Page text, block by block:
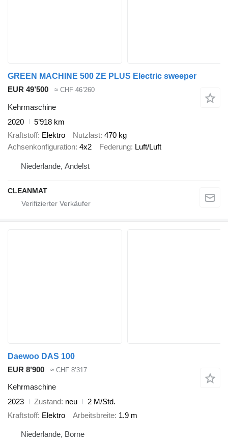
GREEN MACHINE 500 ZE PLUS Electric sweeper
EUR 49’500
≈ CHF 46’260
Kehrmaschine
2020
5’918 km
Kraftstoff Elektro Nutzlast 470 kg
Achsenkonfiguration 4x2 Federung Luft/Luft
Niederlande, Andelst
CLEANMAT
Daewoo DAS 100
EUR 8’900
≈ CHF 8’317
Kehrmaschine
2023
Zustand neu
2 M/Std.
Kraftstoff Elektro Arbeitsbreite 1.9 m
Niederlande, Borne